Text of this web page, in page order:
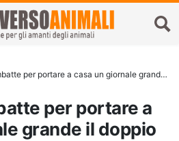
portare a casa un giornale grande il doppio di lui (VIDEO)
per portare a
grande il doppio